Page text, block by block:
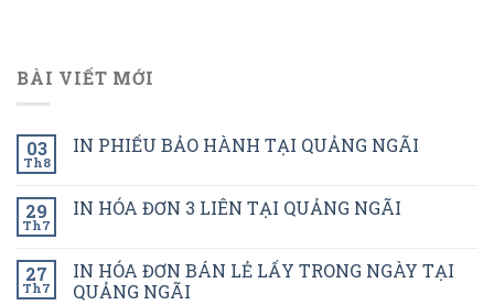
BÀI VIẾT MỚI
03
Th8
IN PHIẾU BẢO HÀNH TẠI QUẢNG NGÃI
29
Th7
IN HÓA ĐƠN 3 LIÊN TẠI QUẢNG NGÃI
27
Th7
IN HÓA ĐƠN BÁN LẺ LẤY TRONG NGÀY TẠI
QUẢNG NGÃI